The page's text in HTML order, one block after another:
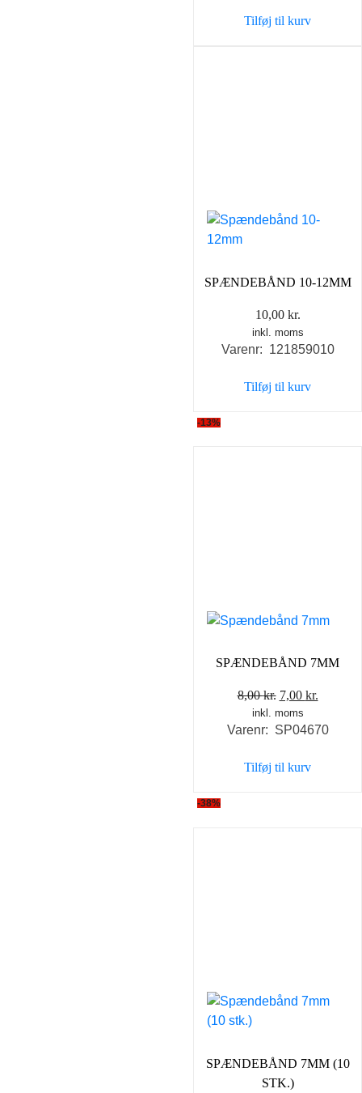
Tilføj til kurv
SPÆNDEBÅND 10-12MM
10,00 kr.
inkl. moms
Varenr: 121859010
Tilføj til kurv
-13%
SPÆNDEBÅND 7MM
8,00kr. Den
oprindelige
pris
8,00 kr..
7,00 kr.
pris
inkl. moms
Varenr: SP04670
Tilføj til kurv
-38%
SPÆNDEBÅND 7MM (10
STK.)